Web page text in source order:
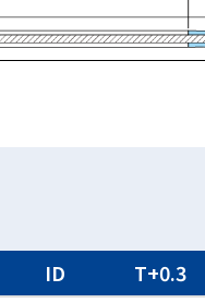
ID T+0.3